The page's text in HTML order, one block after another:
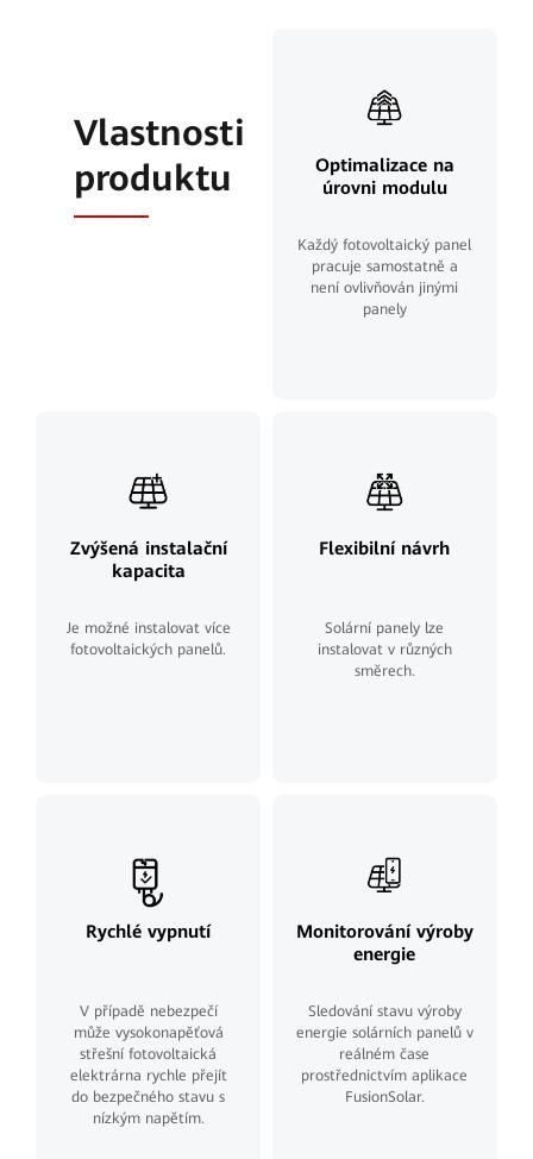
Vlastnosti
produktu
Optimalizace na
úrovni modulu
Každý fotovoltaický panel
pracuje samostatně a
není ovlivňován jinými
panely
Zvýšená instalační
kapacita
Je možné instalovat více
fotovoltaických panelů.
Flexibilní návrh
Solární panely lze
instalovat v různých
směrech.
Rychlé vypnutí
V případě nebezpečí
může vysokonapěťová
střešní fotovoltaická
elektrárna rychle přejít
do bezpečného stavu s
nízkým napětím.
Monitorování výroby
energie
Sledování stavu výroby
energie solárních panelů v
reálném čase
prostřednictvím aplikace
FusionSolar.